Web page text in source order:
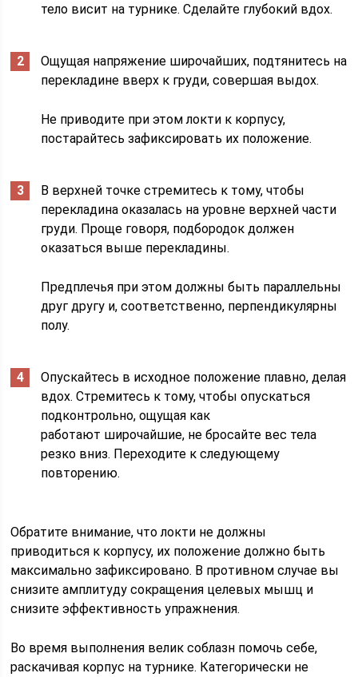
тело висит на турнике. Сделайте глубокий вдох.
Ощущая напряжение широчайших, подтянитесь на
перекладине вверх к груди, совершая выдох.
Не приводите при этом локти к корпусу,
постарайтесь зафиксировать их положение.
В верхней точке стремитесь к тому, чтобы
перекладина оказалась на уровне верхней части
груди. Проще говоря, подбородок должен
оказаться выше перекладины.
Предплечья при этом должны быть параллельны
друг другу и, соответственно, перпендикулярны
полу.
Опускайтесь в исходное положение плавно, делая
вдох. Стремитесь к тому, чтобы опускаться
подконтрольно, ощущая как
работают широчайшие, не бросайте вес тела
резко вниз. Переходите к следующему
повторению.
Обратите внимание, что локти не должны
приводиться к корпусу, их положение должно быть
максимально зафиксировано. В противном случае вы
снизите амплитуду сокращения целевых мышц и
снизите эффективность упражнения.
Во время выполнения велик соблазн помочь себе,
раскачивая корпус на турнике. Категорически не